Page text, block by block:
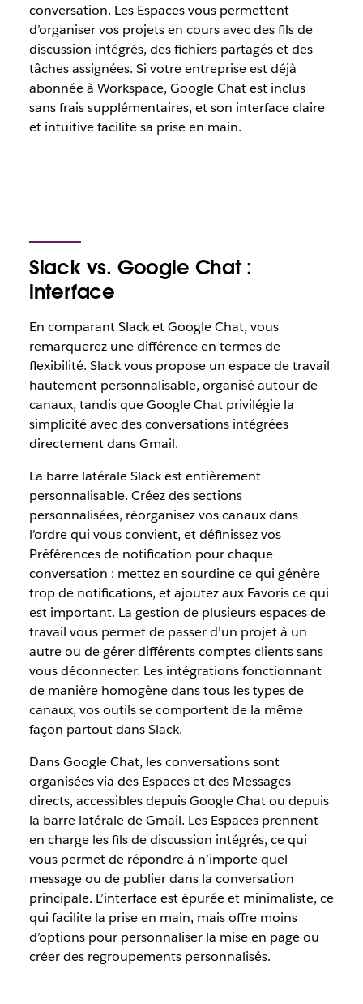
conversation. Les Espaces vous permettent
d’organiser vos projets en cours avec des fils de
discussion intégrés, des fichiers partagés et des
tâches assignées. Si votre entreprise est déjà
abonnée à Workspace, Google Chat est inclus
sans frais supplémentaires, et son interface claire
et intuitive facilite sa prise en main.
Slack vs. Google Chat :
interface
En comparant Slack et Google Chat, vous
remarquerez une différence en termes de
flexibilité. Slack vous propose un espace de travail
hautement personnalisable, organisé autour de
canaux, tandis que Google Chat privilégie la
simplicité avec des conversations intégrées
directement dans Gmail.
La barre latérale Slack est entièrement
personnalisable. Créez des sections
personnalisées, réorganisez vos canaux dans
l’ordre qui vous convient, et définissez vos
Préférences de notification pour chaque
conversation : mettez en sourdine ce qui génère
trop de notifications, et ajoutez aux Favoris ce qui
est important. La gestion de plusieurs espaces de
travail vous permet de passer d’un projet à un
autre ou de gérer différents comptes clients sans
vous déconnecter. Les intégrations fonctionnant
de manière homogène dans tous les types de
canaux, vos outils se comportent de la même
façon partout dans Slack.
Dans Google Chat, les conversations sont
organisées via des Espaces et des Messages
directs, accessibles depuis Google Chat ou depuis
la barre latérale de Gmail. Les Espaces prennent
en charge les fils de discussion intégrés, ce qui
vous permet de répondre à n’importe quel
message ou de publier dans la conversation
principale. L’interface est épurée et minimaliste, ce
qui facilite la prise en main, mais offre moins
d’options pour personnaliser la mise en page ou
créer des regroupements personnalisés.